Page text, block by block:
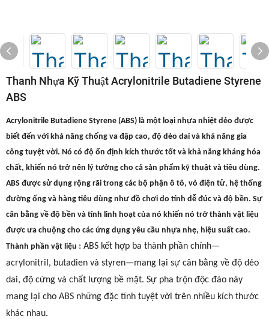
Thanh Nhựa Kỹ Thuật Acrylonitrile Butadiene Styrene
ABS
Acrylonitrile Butadiene Styrene (ABS) là một loại nhựa nhiệt dẻo được
biết đến với khả năng chống va đập cao, độ dẻo dai và khả năng gia
công tuyệt vời. Nó có độ ổn định kích thước tốt và khả năng kháng hóa
chất, khiến nó trở nên lý tưởng cho cả sản phẩm kỹ thuật và tiêu dùng.
ABS được sử dụng rộng rãi trong các bộ phận ô tô, vỏ điện tử, hệ thống
đường ống và hàng tiêu dùng như đồ chơi do tính dễ đúc và độ bền. Sự
cân bằng về độ bền và tính linh hoạt của nó khiến nó trở thành vật liệu
được ưa chuộng cho các ứng dụng yêu cầu nhựa nhẹ, hiệu suất cao.
Thành phần vật liệu : ABS kết hợp ba thành phần chính—
acrylonitril, butadien và styren—mang lại sự cân bằng về độ dẻo
dai, độ cứng và chất lượng bề mặt. Sự pha trộn độc đáo này
mang lại cho ABS những đặc tính tuyệt vời trên nhiều kích thước
khác nhau.